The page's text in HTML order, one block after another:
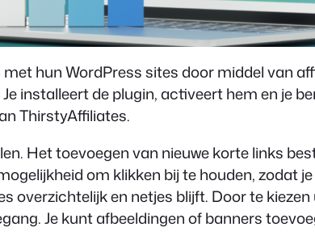
hun WordPress sites door middel van
installeert de plugin, activeert hem en je
ThirstyAffiliates.
Het toevoegen van nieuwe korte links
om klikken bij te houden, zodat
overzichtelijk en netjes blijft. Door te kiezen
Je kunt afbeeldingen of banners